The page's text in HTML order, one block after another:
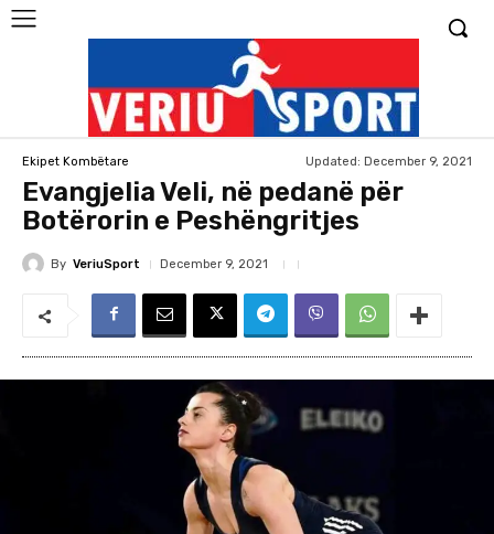
Ekipet Kombëtare Updated: December 9, 2021
Evangjelia Veli, në pedanë për
Botërorin e Peshëngritjes
By VeriuSport December 9, 2021